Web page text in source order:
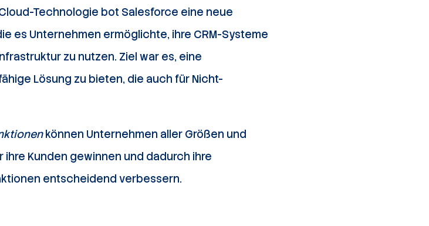
Technologie bot Salesforce eine neue
es Unternehmen ermöglichte, ihre CRM-Systeme
zu nutzen. Ziel war es, eine
Lösung zu bieten, die auch für Nicht-
können Unternehmen aller Größen und
Kunden gewinnen und dadurch ihre
entscheidend verbessern.